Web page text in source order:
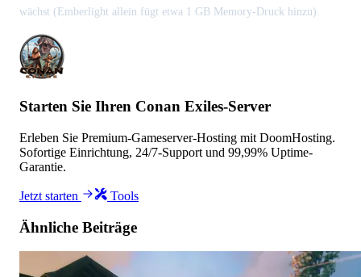
wächst (Emberlight allein fügt etwa 1 GB Memory-Druck hinzu).
Starten Sie Ihren Conan Exiles-Server
Erleben Sie Premium-Gameserver-Hosting mit DoomHosting.
Sofortige Einrichtung, 24/7-Support und 99,99% Uptime-
Garantie.
Jetzt starten Tools
Ähnliche Beiträge